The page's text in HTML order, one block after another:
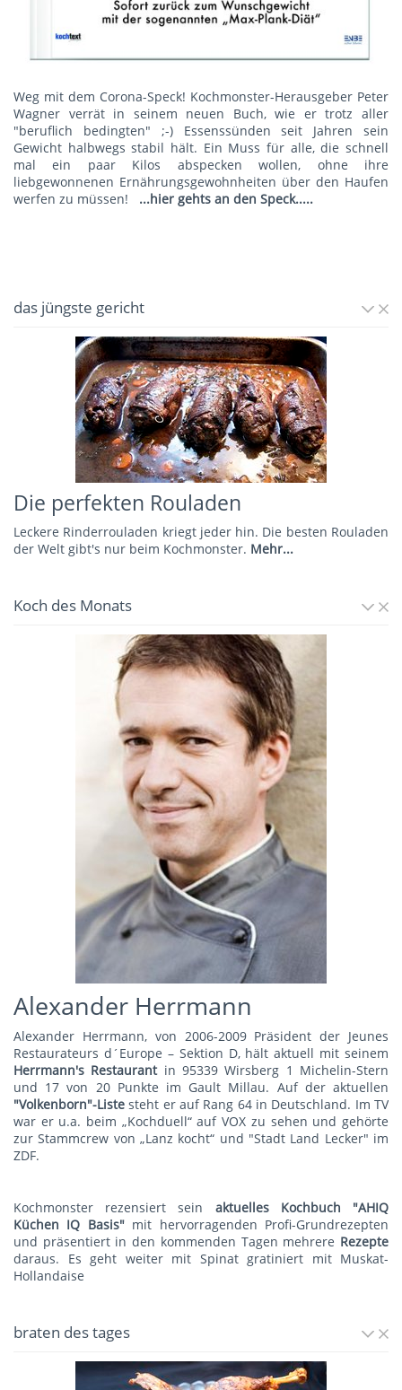
Weg mit dem Corona-Speck! Kochmonster-Herausgeber Peter
Wagner verrät in seinem neuen Buch, wie er trotz aller
"beruflich bedingten" ;-) Essenssünden seit Jahren sein
Gewicht halbwegs stabil hält. Ein Muss für alle, die schnell
mal ein paar Kilos abspecken wollen, ohne ihre
liebgewonnenen Ernährungsgewohnheiten über den Haufen
werfen zu müssen!
...hier gehts an den Speck.....
das jüngste gericht
Die perfekten Rouladen
Leckere Rinderrouladen kriegt jeder hin. Die besten Rouladen
der Welt gibt's nur beim Kochmonster. Mehr...
Koch des Monats
Alexander Herrmann
Alexander Herrmann, von 2006-2009 Präsident der Jeunes
Restaurateurs d´Europe – Sektion D, hält aktuell mit seinem
Herrmann's Restaurant in 95339 Wirsberg 1 Michelin-Stern
und 17 von 20 Punkte im Gault Millau. Auf der aktuellen
"Volkenborn"-Liste steht er auf Rang 64 in Deutschland. Im TV
war er u.a. beim „Kochduell“ auf VOX zu sehen und gehörte
zur Stammcrew von „Lanz kocht“ und "Stadt Land Lecker" im
ZDF.
Kochmonster rezensiert sein aktuelles Kochbuch "AHIQ
Küchen IQ Basis" mit hervorragenden Profi-Grundrezepten
und präsentiert in den kommenden Tagen mehrere Rezepte
daraus. Es geht weiter mit Spinat gratiniert mit Muskat-
Hollandaise
braten des tages